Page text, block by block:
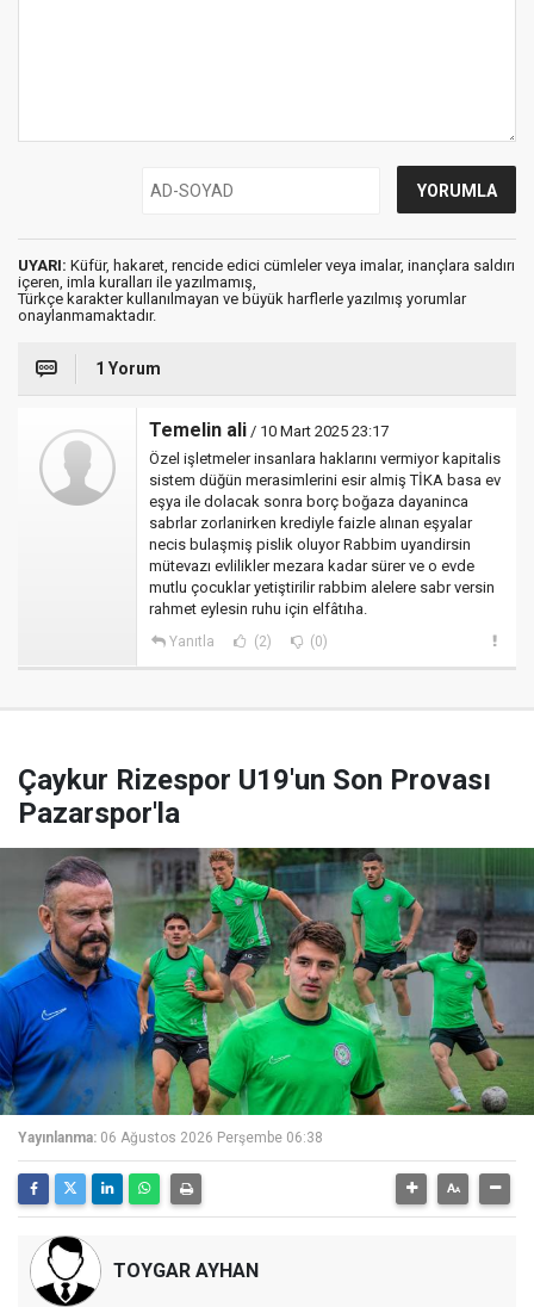
UYARI: Küfür, hakaret, rencide edici cümleler veya imalar, inançlara saldırı
içeren, imla kuralları ile yazılmamış,
Türkçe karakter kullanılmayan ve büyük harflerle yazılmış yorumlar
onaylanmamaktadır.
1 Yorum
Temelin ali / 10 Mart 2025 23:17
Özel işletmeler insanlara haklarını vermiyor kapitalis
sistem düğün merasimlerini esir almiş TİKA basa ev
eşya ile dolacak sonra borç boğaza dayaninca
sabrlar zorlanirken krediyle faizle alınan eşyalar
necis bulaşmiş pislik oluyor Rabbim uyandirsin
mütevazı evlilikler mezara kadar sürer ve o evde
mutlu çocuklar yetiştirilir rabbim alelere sabr versin
rahmet eylesin ruhu için elfâtıha.
Yanıtla (2) (0)
Çaykur Rizespor U19'un Son Provası
Pazarspor'la
Yayınlanma: 06 Ağustos 2026 Perşembe 06:38
TOYGAR AYHAN